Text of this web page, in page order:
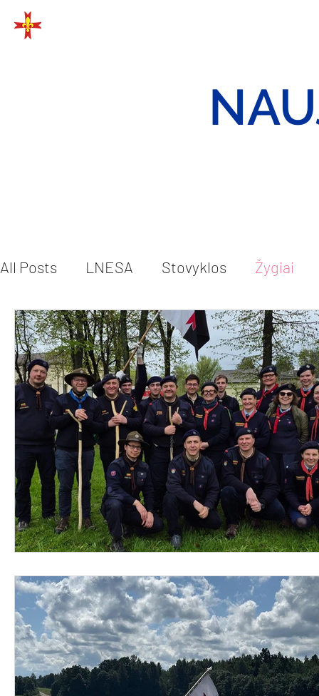
All Posts LNESA Stovyklos Žygiai